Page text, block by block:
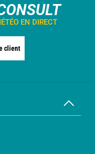
EN DIRECT
client